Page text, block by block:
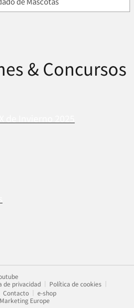
& Concursos
de privacidad
Política de cookies
Contacto
e-shop
Europe